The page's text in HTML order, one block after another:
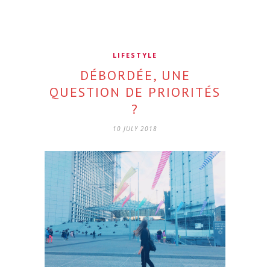
LIFESTYLE
DÉBORDÉE, UNE
QUESTION DE PRIORITÉS
?
10 JULY 2018